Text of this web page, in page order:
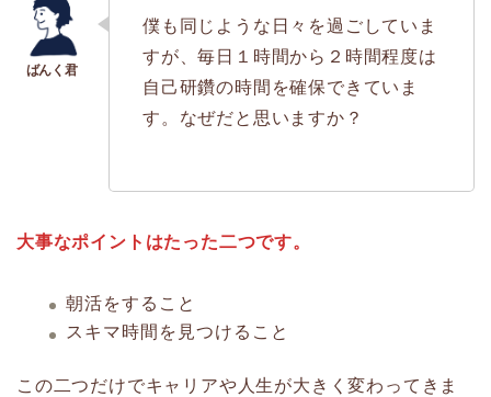
僕も同じような日々を過ごしていま
すが、毎日１時間から２時間程度は
自己研鑽の時間を確保できていま
す。なぜだと思いますか？
大事なポイントはたった二つです。
朝活をすること
スキマ時間を見つけること
この二つだけでキャリアや人生が大きく変わってきま